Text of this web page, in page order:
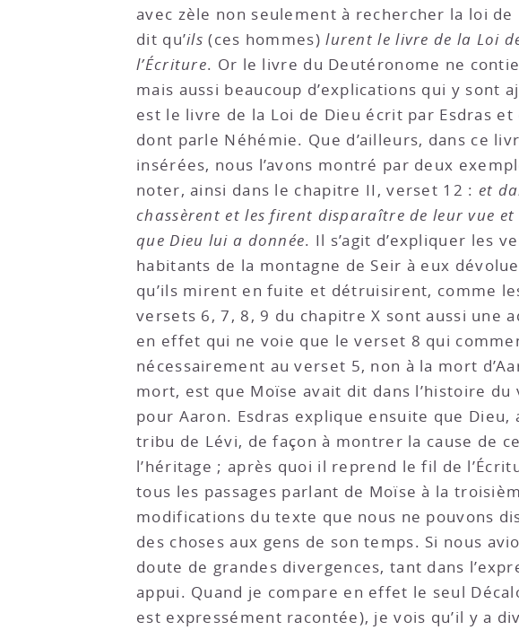
avec zèle non seulement à rechercher la loi
dit qu’ils (ces hommes)lurent le livre de la Loi
l’Écriture. Or le livre du Deutéronome ne
mais aussi beaucoup d’explications qui y
est le livre de la Loi de Dieu écrit par Esdras
dont parle Néhémie. Que d’ailleurs, dans ce
insérées, nous l’avons montré par deux
noter, ainsi dans le chapitre II, verset 12 : et
chassèrent et les firent disparaître de leur vue
que Dieu lui a donnée. Il s’agit d’expliquer les
habitants de la montagne de Seir à eux
qu’ils mirent en fuite et détruisirent, comme
versets 6, 7, 8, 9 du chapitre X sont aussi une
en effet qui ne voie que le verset 8 qui
nécessairement au verset 5, non à la mort
mort, est que Moïse avait dit dans l’histoire
pour Aaron. Esdras explique ensuite que
tribu de Lévi, de façon à montrer la cause de
l’héritage ; après quoi il reprend le fil de
tous les passages parlant de Moïse à la
modifications du texte que nous ne pouvons
des choses aux gens de son temps. Si nous
doute de grandes divergences, tant dans
appui. Quand je compare en effet le seul
est expressément racontée), je vois qu’il y a